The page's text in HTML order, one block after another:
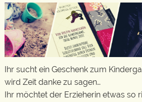
Ihr sucht ein Geschenk zum
wird Zeit danke zu sagen…
Ihr möchtet der Erzieherin etwas so